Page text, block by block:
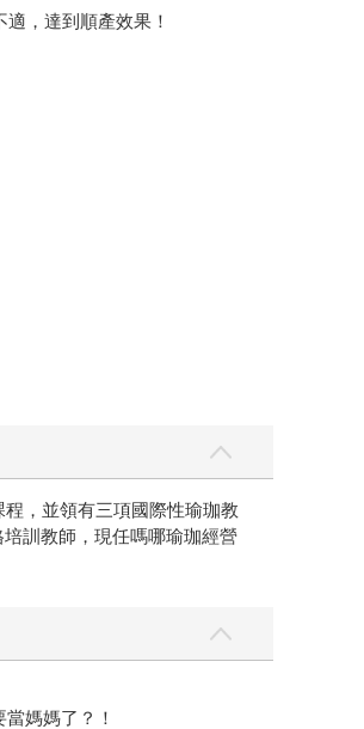
，達到順產效果！
，並領有三項國際性瑜珈教
訓教師，現任嗎哪瑜珈經營
媽媽了？！